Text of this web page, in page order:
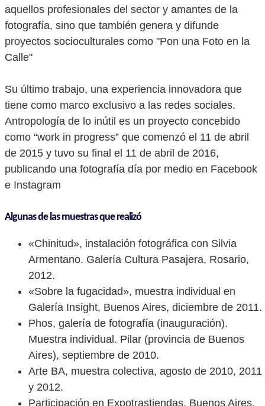
aquellos profesionales del sector y amantes de la
fotografía, sino que también genera y difunde
proyectos socioculturales como "Pon una Foto en la
Calle"
Su último trabajo, una experiencia innovadora que
tiene como marco exclusivo a las redes sociales.
Antropología de lo inútil es un proyecto concebido
como “work in progress” que comenzó el 11 de abril
de 2015 y tuvo su final el 11 de abril de 2016,
publicando una fotografía día por medio en Facebook
e Instagram
Algunas de las muestras que realizó
«Chinitud», instalación fotográfica con Silvia
Armentano. Galería Cultura Pasajera, Rosario,
2012.
«Sobre la fugacidad», muestra individual en
Galería Insight, Buenos Aires, diciembre de 2011.
Phos, galería de fotografía (inauguración).
Muestra individual. Pilar (provincia de Buenos
Aires), septiembre de 2010.
Arte BA, muestra colectiva, agosto de 2010, 2011
y 2012.
Participación en Expotrastiendas, Buenos Aires,